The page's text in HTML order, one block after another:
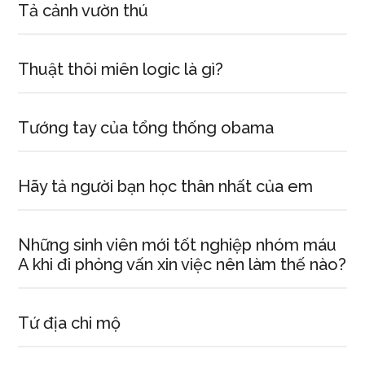
Tả cảnh vườn thú
Thuật thôi miên logic là gì?
Tướng tay của tổng thống obama
Hãy tả người bạn học thân nhất của em
Những sinh viên mới tốt nghiệp nhóm máu
A khi đi phỏng vấn xin việc nên làm thế nào?
Tứ địa chi mộ